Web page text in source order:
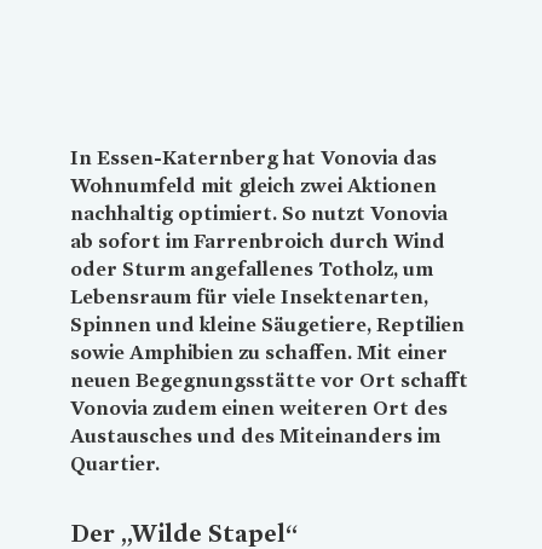
In Essen-Katernberg hat Vonovia das
Wohnumfeld mit gleich zwei Aktionen
nachhaltig optimiert. So nutzt Vonovia
ab sofort im Farrenbroich durch Wind
oder Sturm angefallenes Totholz, um
Lebensraum für viele Insektenarten,
Spinnen und kleine Säugetiere, Reptilien
sowie Amphibien zu schaffen. Mit einer
neuen Begegnungsstätte vor Ort schafft
Vonovia zudem einen weiteren Ort des
Austausches und des Miteinanders im
Quartier.
Der „Wilde Stapel“